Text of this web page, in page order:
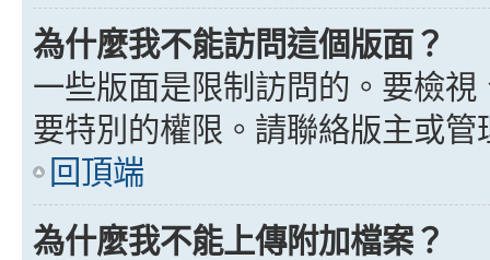
為什麼我不能訪問這個版面？
一些版面是限制訪問的。要檢
要特別的權限。請聯絡版主或管
回頂端
為什麼我不能上傳附加檔案？